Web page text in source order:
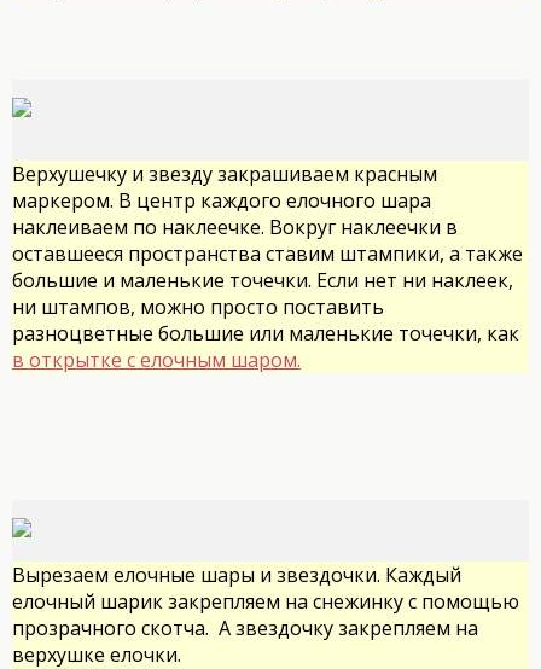
Верхушечку и звезду закрашиваем красным
маркером. В центр каждого елочного шара
наклеиваем по наклеечке. Вокруг наклеечки в
оставшееся пространства ставим штампики, а также
большие и маленькие точечки. Если нет ни наклеек,
ни штампов, можно просто поставить
разноцветные большие или маленькие точечки, как
в открытке с елочным шаром.
Вырезаем елочные шары и звездочки. Каждый
елочный шарик закрепляем на снежинку с помощью
прозрачного скотча. А звездочку закрепляем на
верхушке елочки.